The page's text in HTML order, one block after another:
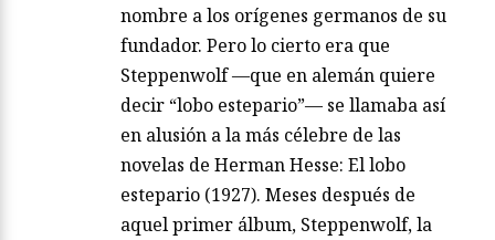
nombre a los orígenes germanos de su
fundador. Pero lo cierto era que
Steppenwolf —que en alemán quiere
decir “lobo estepario”— se llamaba así
en alusión a la más célebre de las
novelas de Herman Hesse: El lobo
estepario (1927). Meses después de
aquel primer álbum, Steppenwolf, la